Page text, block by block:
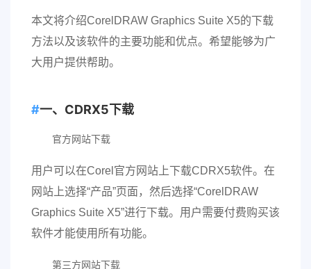
本文将介绍CorelDRAW Graphics Suite X5的下载
方法以及该软件的主要功能和优点。希望能够为广
大用户提供帮助。
一、CDRX5下载
官方网站下载
用户可以在Corel官方网站上下载CDRX5软件。在
网站上选择“产品”页面，然后选择“CorelDRAW
Graphics Suite X5”进行下载。用户需要付费购买该
软件才能使用所有功能。
第三方网站下载